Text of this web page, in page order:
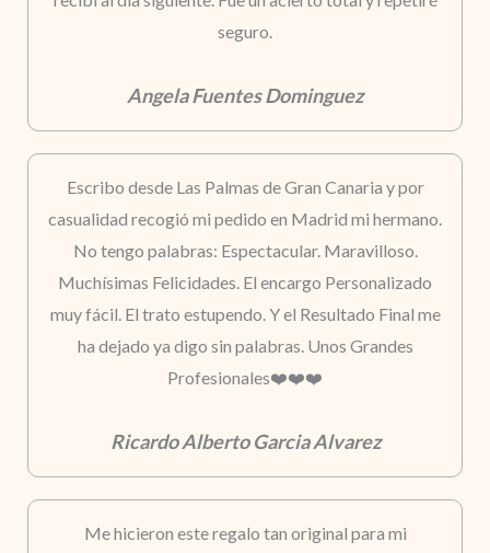
seguro.
Angela Fuentes Dominguez
Escribo desde Las Palmas de Gran Canaria y por
casualidad recogió mi pedido en Madrid mi hermano.
No tengo palabras: Espectacular. Maravilloso.
Muchísimas Felicidades. El encargo Personalizado
muy fácil. El trato estupendo. Y el Resultado Final me
ha dejado ya digo sin palabras. Unos Grandes
Profesionales❤️❤️❤️
Ricardo Alberto Garcia Alvarez
Me hicieron este regalo tan original para mi